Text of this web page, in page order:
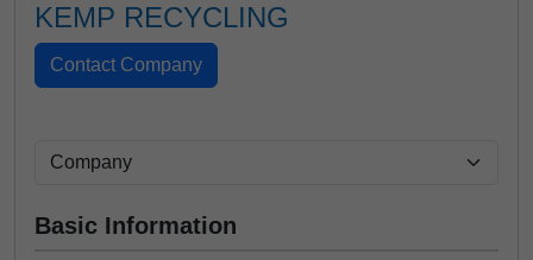
KEMP RECYCLING
Basic Information